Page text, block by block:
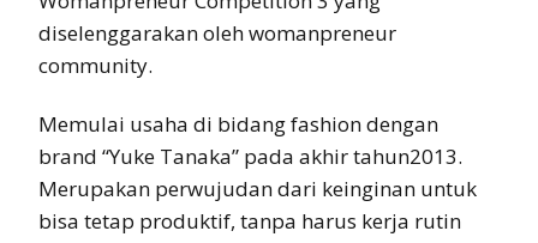
diselenggarakan oleh womanpreneur
community.
Memulai usaha di bidang fashion dengan
brand “Yuke Tanaka” pada akhir tahun2013.
Merupakan perwujudan dari keinginan untuk
bisa tetap produktif, tanpa harus kerja rutin